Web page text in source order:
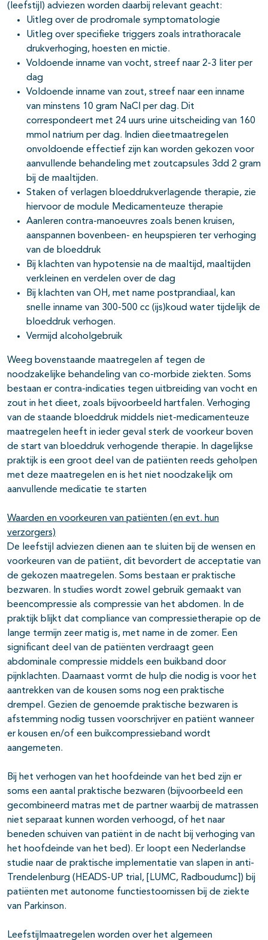
(leefstijl) adviezen worden daarbij relevant geacht:
Uitleg over de prodromale symptomatologie
Uitleg over specifieke triggers zoals intrathoracale
drukverhoging, hoesten en mictie.
Voldoende inname van vocht, streef naar 2-3 liter per
dag
Voldoende inname van zout, streef naar een inname
van minstens 10 gram NaCl per dag. Dit
correspondeert met 24 uurs urine uitscheiding van 160
mmol natrium per dag. Indien dieetmaatregelen
onvoldoende effectief zijn kan worden gekozen voor
aanvullende behandeling met zoutcapsules 3dd 2 gram
bij de maaltijden.
Staken of verlagen bloeddrukverlagende therapie, zie
hiervoor de module Medicamenteuze therapie
Aanleren contra-manoeuvres zoals benen kruisen,
aanspannen bovenbeen- en heupspieren ter verhoging
van de bloeddruk
Bij klachten van hypotensie na de maaltijd, maaltijden
verkleinen en verdelen over de dag
Bij klachten van OH, met name postprandiaal, kan
snelle inname van 300-500 cc (ijs)koud water tijdelijk de
bloeddruk verhogen.
Vermijd alcoholgebruik
Weeg bovenstaande maatregelen af tegen de
noodzakelijke behandeling van co-morbide ziekten. Soms
bestaan er contra-indicaties tegen uitbreiding van vocht en
zout in het dieet, zoals bijvoorbeeld hartfalen. Verhoging
van de staande bloeddruk middels niet-medicamenteuze
maatregelen heeft in ieder geval sterk de voorkeur boven
de start van bloeddruk verhogende therapie. In dagelijkse
praktijk is een groot deel van de patiënten reeds geholpen
met deze maatregelen en is het niet noodzakelijk om
aanvullende medicatie te starten
Waarden en voorkeuren van patiënten (en evt. hun
verzorgers)
De leefstijl adviezen dienen aan te sluiten bij de wensen en
voorkeuren van de patiënt, dit bevordert de acceptatie van
de gekozen maatregelen. Soms bestaan er praktische
bezwaren. In studies wordt zowel gebruik gemaakt van
beencompressie als compressie van het abdomen. In de
praktijk blijkt dat compliance van compressietherapie op de
lange termijn zeer matig is, met name in de zomer. Een
significant deel van de patiënten verdraagt geen
abdominale compressie middels een buikband door
pijnklachten. Daarnaast vormt de hulp die nodig is voor het
aantrekken van de kousen soms nog een praktische
drempel. Gezien de genoemde praktische bezwaren is
afstemming nodig tussen voorschrijver en patiënt wanneer
er kousen en/of een buikcompressieband wordt
aangemeten.
Bij het verhogen van het hoofdeinde van het bed zijn er
soms een aantal praktische bezwaren (bijvoorbeeld een
gecombineerd matras met de partner waarbij de matrassen
niet separaat kunnen worden verhoogd, of het naar
beneden schuiven van patiënt in de nacht bij verhoging van
het hoofdeinde van het bed). Er loopt een Nederlandse
studie naar de praktische implementatie van slapen in anti-
Trendelenburg (HEADS-UP trial, [LUMC, Radboudumc]) bij
patiënten met autonome functiestoornissen bij de ziekte
van Parkinson.
Leefstijlmaatregelen worden over het algemeen